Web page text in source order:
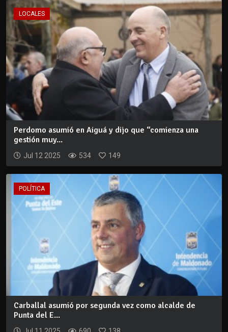
LOCALES
Perdomo asumió en Aiguá y dijo que “comienza una
gestión muy...
Jul 12 2025 534 149
POLÍTICA
Carballal asumió por segunda vez como alcalde de
Punta del E...